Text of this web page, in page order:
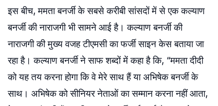
इस बीच, ममता बनर्जी के सबसे करीबी सांसदों में से एक कल्याण
बनर्जी की नाराजगी भी सामने आई है। कल्याण बनर्जी की
नाराजगी की मुख्य वजह टीएमसी का फर्जी साइन केस बताया जा
रहा है। कल्याण बनर्जी ने साफ शब्दों में कहा है कि, “ममता दीदी
को यह तय करना होगा कि वे मेरे साथ हैं या अभिषेक बनर्जी के
साथ। अभिषेक को सीनियर नेताओं का सम्मान करना नहीं आता,